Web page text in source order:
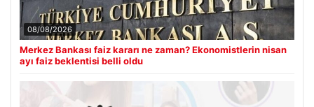
08/08/2026
Merkez Bankası faiz kararı ne zaman? Ekonomistlerin nisan
ayı faiz beklentisi belli oldu